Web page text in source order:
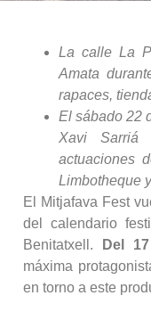
La calle La
Amata
rapaces,
El sábado 22
Xavi
actuaciones
Limbotheque
El Mitjafava Fest
del calendario
Benitatxell.
Del
máxima
en torno a este